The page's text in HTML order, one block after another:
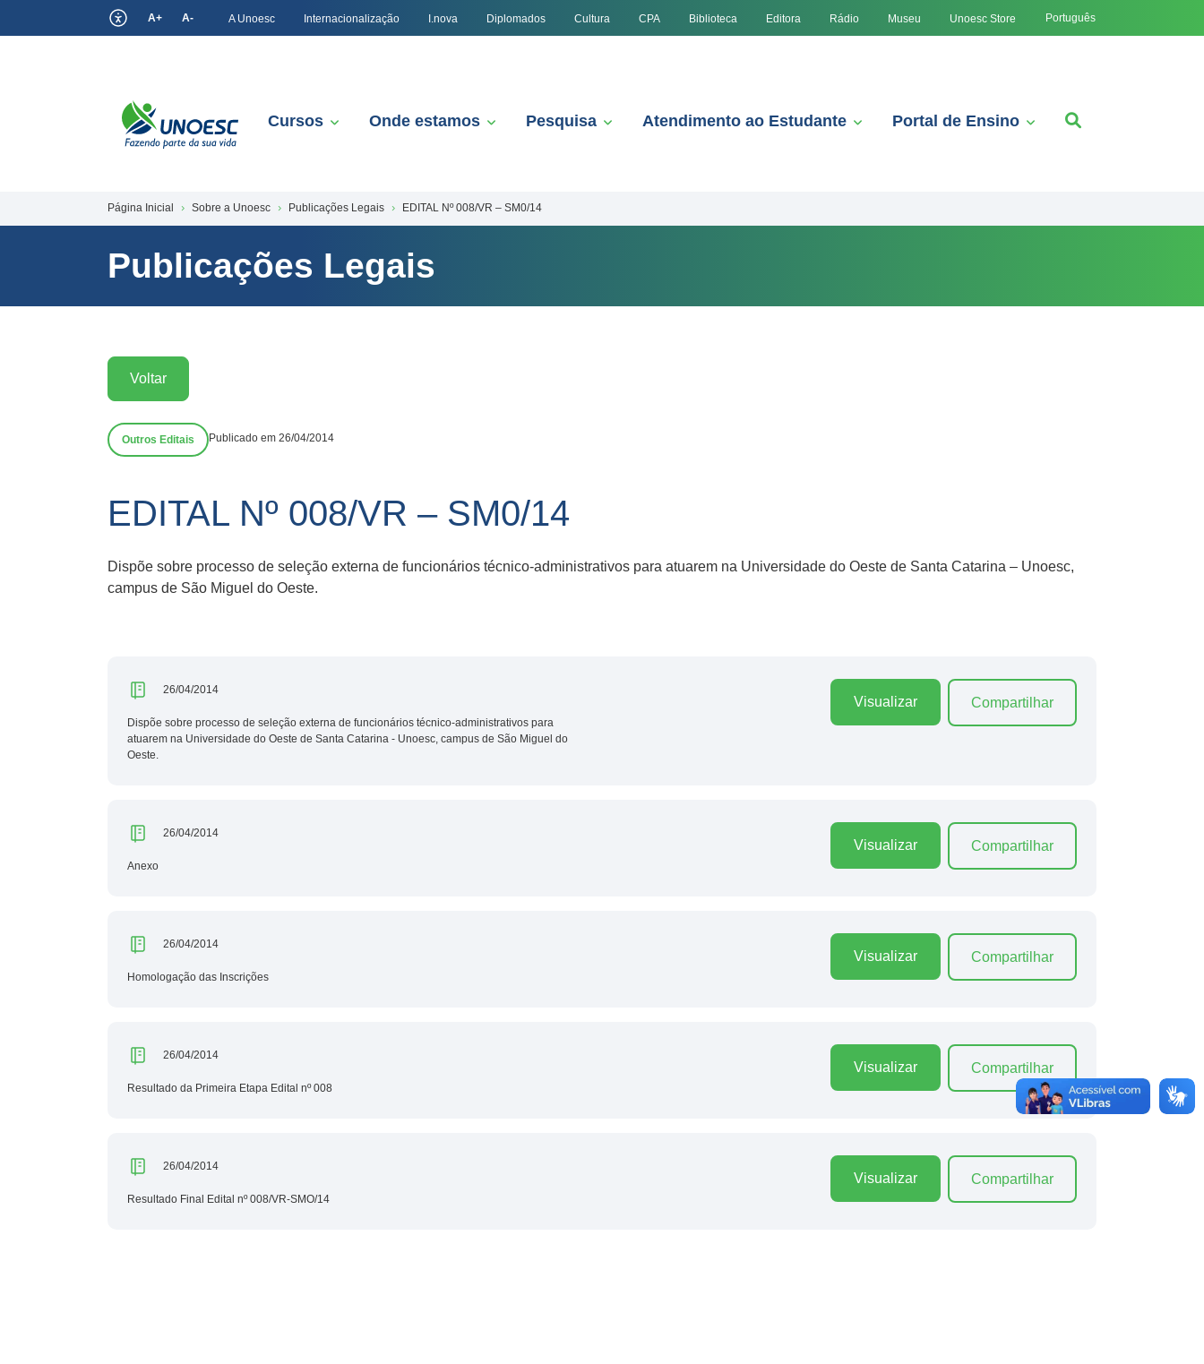
A+ A- A Unoesc Internacionalização I.nova Diplomados Cultura CPA Biblioteca Editora Rádio Museu Unoesc Store Português
Cursos Onde estamos Pesquisa Atendimento ao Estudante Portal de Ensino
Página Inicial Sobre a Unoesc Publicações Legais EDITAL Nº 008/VR – SM0/14
Publicações Legais
Voltar
Outros Editais Publicado em 26/04/2014
EDITAL Nº 008/VR – SM0/14
Dispõe sobre processo de seleção externa de funcionários técnico-administrativos para atuarem na Universidade do Oeste de Santa Catarina – Unoesc,
campus de São Miguel do Oeste.
26/04/2014
Dispõe sobre processo de seleção externa de funcionários técnico-administrativos para
atuarem na Universidade do Oeste de Santa Catarina - Unoesc, campus de São Miguel do
Oeste.
Visualizar Compartilhar
26/04/2014
Anexo
Visualizar Compartilhar
26/04/2014
Homologação das Inscrições
Visualizar Compartilhar
26/04/2014
Resultado da Primeira Etapa Edital nº 008
Visualizar Compartilhar
26/04/2014
Resultado Final Edital nº 008/VR-SMO/14
Visualizar Compartilhar